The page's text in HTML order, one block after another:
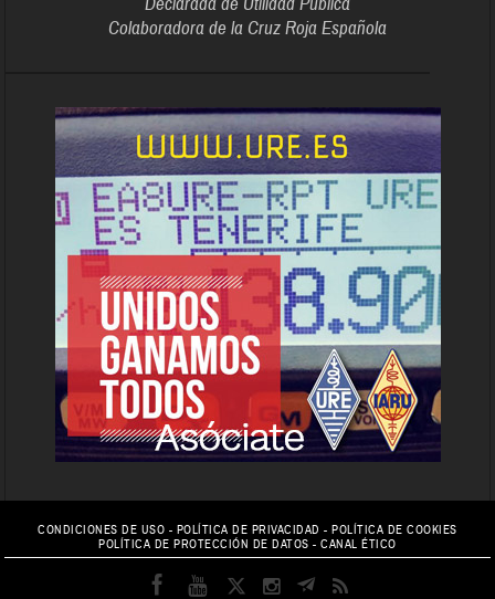
Colaboradora de la Cruz Roja Española
CONDICIONES DE USO - POLÍTICA DE PRIVACIDAD -POLÍTICA DE COOKIES
POLÍTICA DE PROTECCIÓN DE DATOS -CANAL ÉTICO